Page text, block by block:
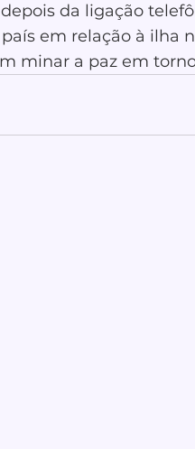
da ligação
em relação à ilha
minar a paz em